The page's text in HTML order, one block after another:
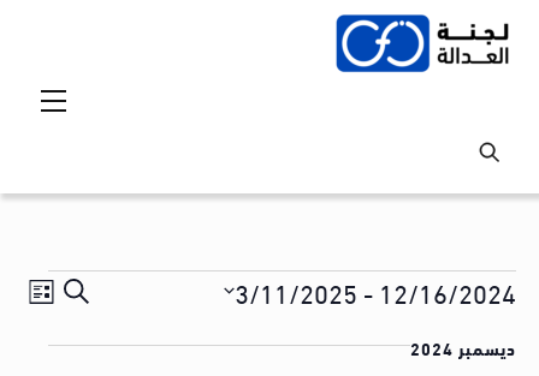
Skip
Events
Events
S
ق
ا
12/16/2024
-
3/11/2025
e
ديسمبر 2024